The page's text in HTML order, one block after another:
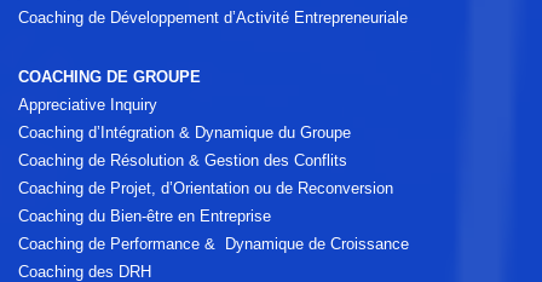
Coaching de Développement d’Activité Entrepreneuriale
COACHING DE GROUPE
Appreciative Inquiry
Coaching d’Intégration & Dynamique du Groupe
Coaching de Résolution & Gestion des Conflits
Coaching de Projet, d’Orientation ou de Reconversion
Coaching du Bien-être en Entreprise
Coaching de Performance & Dynamique de Croissance
Coaching des DRH